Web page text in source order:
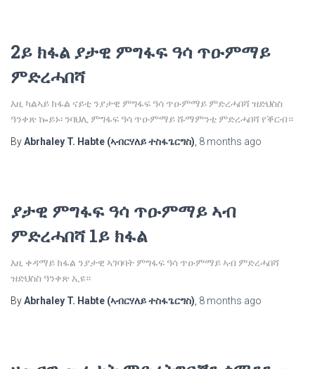
2ይ ክፋል ያታዊ ምግፋፍ ዓሳ ጥዑምማይ
ምድረሓበሻ
እዚ ካልኣይ ክፋል ናይቲ ንያታዊ ምግፋፍ ዓሳ ጥዑምማይ ምድረሓበሻ ዝድህስስ
ዓንቀጽ ኰይኑ፡ ንባህሊ ምግፋፍ ዓሳ ጥዑምማይ ሹማምንቲ ምድረሓበሻ የቕርብ።
ByAbrhaley T. Habte (ኣብርሃለይ ተስፋጌርግስ) 8 months ago
ያታዊ ምግፋፍ ዓሳ ጥዑምማይ ኣብ
ምድረሓበሻ 1ይ ክፋል
እዚ ቀዳማይ ክፋል ንያታዊ ኣገባባት ምግፋፍ ዓሳ ጥዑምማይ ኣብ ምድረሓበሻ
ዝድህስስ ዓንቀጽ ኢዩ።
ByAbrhaley T. Habte (ኣብርሃለይ ተስፋጌርግስ) 8 months ago